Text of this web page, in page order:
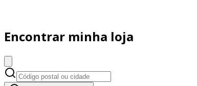
Encontrar minha loja